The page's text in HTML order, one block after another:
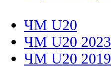
ЧМ U20
ЧМ U20 2023
ЧМ U20 2019